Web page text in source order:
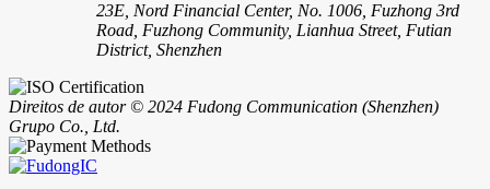
23E, Nord Financial Center, No. 1006, Fuzhong 3rd
Road, Fuzhong Community, Lianhua Street, Futian
District, Shenzhen
Direitos de autor © 2024 Fudong Communication (Shenzhen)
Grupo Co., Ltd.